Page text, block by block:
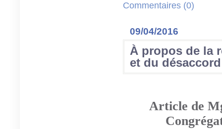
Commentaires (0)
09/04/2016
À propos de la
et du
Article de